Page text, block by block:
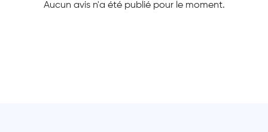
Aucun avis n'a été publié pour le moment.